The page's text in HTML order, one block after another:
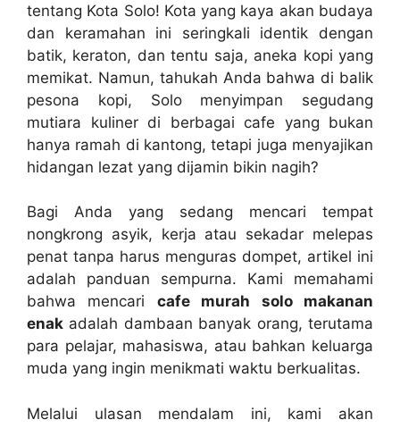
tentang Kota Solo! Kota yang kaya akan budaya
dan keramahan ini seringkali identik dengan
batik, keraton, dan tentu saja, aneka kopi yang
memikat. Namun, tahukah Anda bahwa di balik
pesona kopi, Solo menyimpan segudang
mutiara kuliner di berbagai cafe yang bukan
hanya ramah di kantong, tetapi juga menyajikan
hidangan lezat yang dijamin bikin nagih?
Bagi Anda yang sedang mencari tempat
nongkrong asyik, kerja atau sekadar melepas
penat tanpa harus menguras dompet, artikel ini
adalah panduan sempurna. Kami memahami
bahwa mencari cafe murah solo makanan
enak adalah dambaan banyak orang, terutama
para pelajar, mahasiswa, atau bahkan keluarga
muda yang ingin menikmati waktu berkualitas.
Melalui ulasan mendalam ini, kami akan